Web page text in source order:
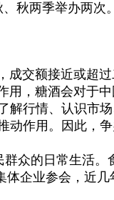
、秋两季举办两次
交额接近或超过
用，糖酒会对于
行情、认识市
动作用。因此，
众的日常生活。
企业参会，近